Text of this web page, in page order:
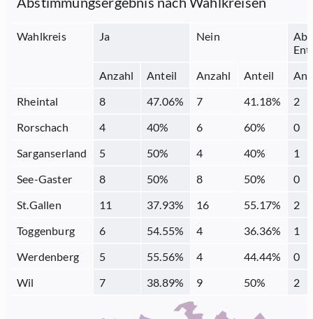
Wahlkreis Ja Nein
Anzahl
Anteil Anzahl Anteil
Rheintal
8 47.06% 7 41.18%
2
Rorschach
4 40% 6 60%
0
Sarganserland
5 50% 4 40%
1
See-Gaster
8 50% 8 50%
0
St.Gallen
11 37.93% 16 55.17%
2
Toggenburg
6 54.55% 4 36.36%
1
Werdenberg
5 55.56% 4 44.44%
0
Wil
7 38.89% 9 50% 2